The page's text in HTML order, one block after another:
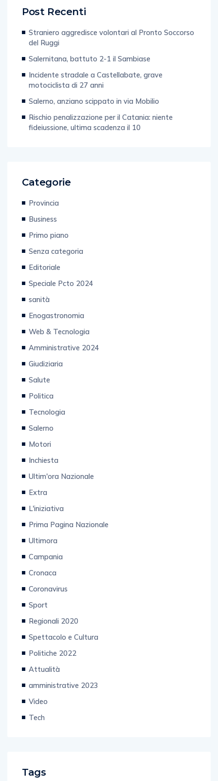
del Ruggi
Salernitana, battuto 2-1 il Sambiase
Incidente stradale a Castellabate, grave
motociclista di 27 anni
Salerno, anziano scippato in via Mobilio
Rischio penalizzazione per il Catania: niente
fideiussione, ultima scadenza il 10
Business
Primo piano
Senza categoria
Editoriale
Speciale Pcto 2024
sanità
Enogastronomia
Web & Tecnologia
Amministrative 2024
Giudiziaria
Salute
Politica
Tecnologia
Salerno
Motori
Inchiesta
Ultim'ora Nazionale
Extra
L'iniziativa
Prima Pagina Nazionale
Ultimora
Campania
Cronaca
Coronavirus
Sport
Regionali 2020
Spettacolo e Cultura
Politiche 2022
Attualità
amministrative 2023
Video
Tech